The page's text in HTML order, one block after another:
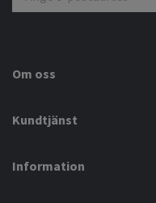
Om oss
Kundtjänst
Information